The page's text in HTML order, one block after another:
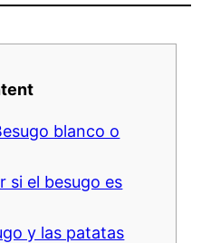
blanco o
si el besugo es
y las patatas